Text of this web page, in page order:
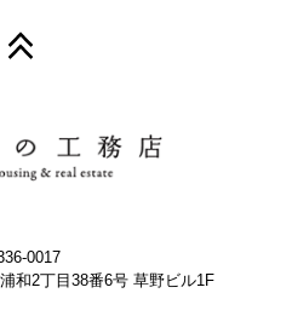
0017
和2丁目38番6号 草野ビル1F